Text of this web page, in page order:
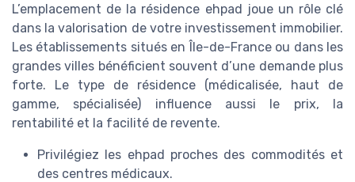
L’emplacement de la résidence ehpad joue un rôle clé
dans la valorisation de votre investissement immobilier.
Les établissements situés en Île-de-France ou dans les
grandes villes bénéficient souvent d’une demande plus
forte. Le type de résidence (médicalisée, haut de
gamme, spécialisée) influence aussi le prix, la
rentabilité et la facilité de revente.
Privilégiez les ehpad proches des commodités et
des centres médicaux.